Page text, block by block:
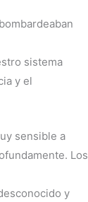
sistema
y el
sensible a
Los
y